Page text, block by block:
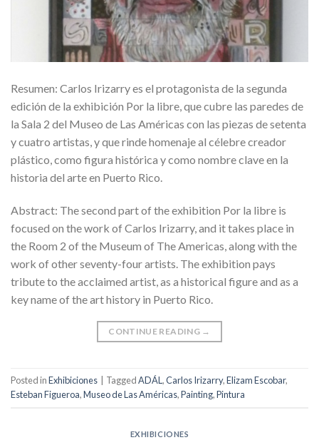
Resumen: Carlos Irizarry es el protagonista de la segunda
edición de la exhibición Por la libre, que cubre las paredes de
la Sala 2 del Museo de Las Américas con las piezas de setenta
y cuatro artistas, y que rinde homenaje al célebre creador
plástico, como figura histórica y como nombre clave en la
historia del arte en Puerto Rico.
Abstract: The second part of the exhibition Por la libre is
focused on the work of Carlos Irizarry, and it takes place in
the Room 2 of the Museum of The Americas, along with the
work of other seventy-four artists. The exhibition pays
tribute to the acclaimed artist, as a historical figure and as a
key name of the art history in Puerto Rico.
CONTINUE READING →
Posted inExhibiciones TaggedADÁL ,Carlos Irizarry,Elizam Escobar,
Esteban Figueroa,Museo de Las Américas,Painting,Pintura
EXHIBICIONES